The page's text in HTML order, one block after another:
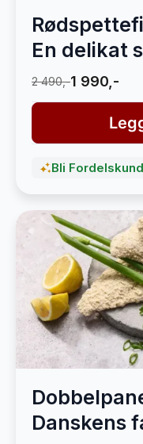
En delikat
2 490,-1 990,-
Bli
Danskens